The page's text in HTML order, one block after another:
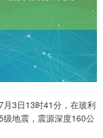
3日13时41分，在玻利
地震，震源深度160公